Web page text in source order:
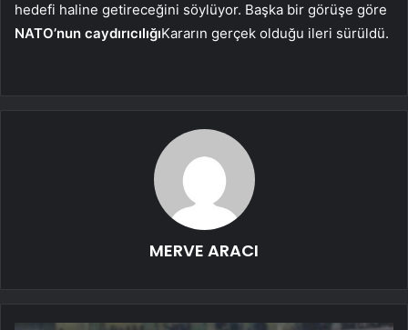
hedefi haline getireceğini söylüyor. Başka bir görüşe göre
NATO’nun caydırıcılığıKararın gerçek olduğu ileri sürüldü.
MERVE ARACI